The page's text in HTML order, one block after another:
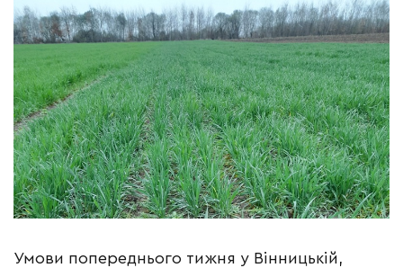
Умови попереднього тижня у Вінницькій,